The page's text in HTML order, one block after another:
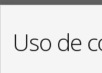
Uso de